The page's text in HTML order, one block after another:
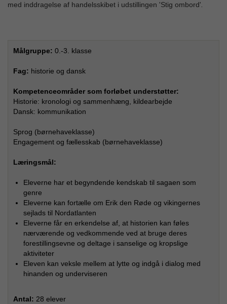
med inddragelse af handelsskibet i udstillingen 'Stig ombord'
Målgruppe: 0.-3. klasse
Fag: historie og dansk
Kompetenceområder som forløbet understøtter:
Historie: kronologi og sammenhæng, kildearbejde
Dansk: kommunikation
Sprog (børnehaveklasse)
Engagement og fællesskab (børnehaveklasse)
Læringsmål:
Eleverne har et begyndende kendskab til sagaen som
genre
Eleverne kan fortælle om Erik den Røde og vikingernes
sejlads til Nordatlanten
Eleverne får en erkendelse af, at historien kan føles
nærværende og vedkommende ved at bruge deres
forestillingsevne og deltage i sanselige og kropslige
aktiviteter
Eleven kan veksle mellem at lytte og indgå i dialog med
hinanden og underviseren
Antal: 28 elever